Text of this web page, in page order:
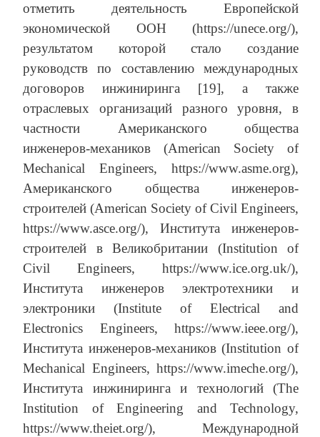
отметить деятельность Европейской
экономической ООН (https://unece.org/),
результатом которой стало создание
руководств по составлению международных
договоров инжиниринга [19], а также
отраслевых организаций разного уровня, в
частности Американского общества
инженеров-механиков (American Society of
Mechanical Engineers, https://www.asme.org),
Американского общества инженеров-
строителей (American Society of Civil Engineers,
https://www.asce.org/), Института инженеров-
строителей в Великобритании (Institution of
Civil Engineers, https://www.ice.org.uk/),
Института инженеров электротехники и
электроники (Institute of Electrical and
Electronics Engineers, https://www.ieee.org/),
Института инженеров-механиков (Institution of
Mechanical Engineers, https://www.imeche.org/),
Института инжиниринга и технологий (The
Institution of Engineering and Technology,
https://www.theiet.org/), Международной